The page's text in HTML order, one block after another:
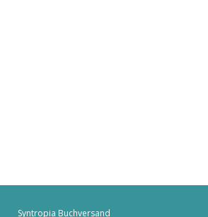
Syntropia Buchversand